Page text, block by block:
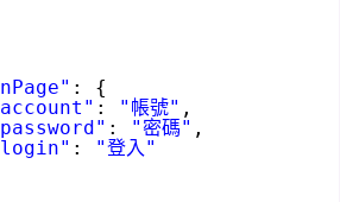
: {
: "帳號" ,
: "密碼" ,
:
"登入"